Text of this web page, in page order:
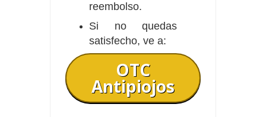
reembolso.
Si no quedas
satisfecho, ve a:
OTC
Antipiojos